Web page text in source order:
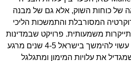
של כוחות השוק, אלא גם של מבנה
המסורבלת והתמשכות הליכי
משמעותית. פרויקט שבמדינות
אחרות יושלם תוך שנתיים, עשוי להימשך בישראל 4-5 שנים מרגע
את עלויות המימון ומתגלגל